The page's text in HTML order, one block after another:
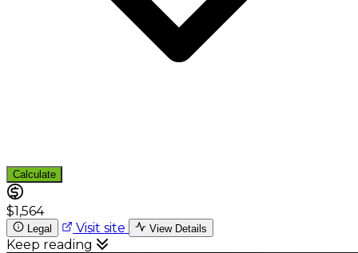
Calculate
$1,564
Legal Visit site View Details
Keep reading